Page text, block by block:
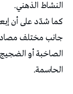
النشاط الذهني.
كما شدّد على أن
جانب مختلف مصادر
الصاخبة أو
الحاسمة.